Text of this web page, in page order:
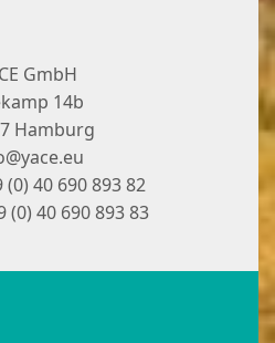
GmbH
14b
Hamburg
(0) 40 690 893 82
(0) 40 690 893 83